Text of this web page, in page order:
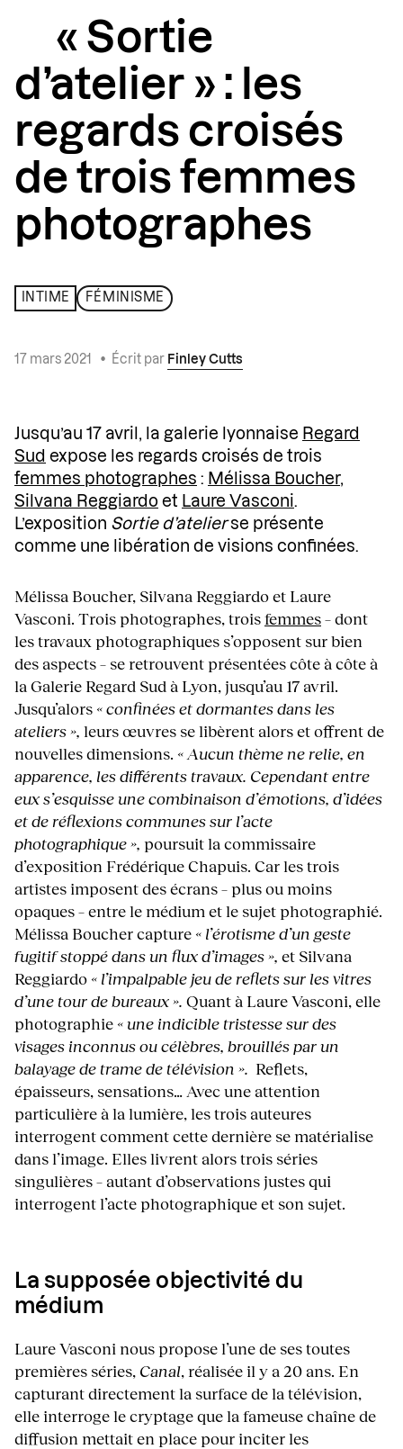
« Sortie
d’atelier » : les
regards croisés
de trois femmes
photographes
INTIME FÉMINISME
17 mars 2021 • Écrit par Finley Cutts
Jusqu’au 17 avril, la galerie lyonnaise Regard
Sud expose les regards croisés de trois
femmes photographes : Mélissa Boucher,
Silvana Reggiardo et Laure Vasconi.
L’exposition Sortie d’atelierse présente
comme une libération de visions confinées.
Mélissa Boucher, Silvana Reggiardo et Laure
Vasconi. Trois photographes, troisfemmes– dont
les travaux photographiques s’opposent sur bien
des aspects – se retrouvent présentées côte à côte à
la Galerie Regard Sud à Lyon, jusqu’au 17 avril.
Jusqu’alors « confinées et dormantes dans les
ateliers », leurs œuvres se libèrent alors et offrent de
nouvelles dimensions. « Aucun thème ne relie, en
apparence, les différents travaux. Cependant entre
eux s’esquisse une combinaison d’émotions, d’idées
et de réflexions communes sur l’acte
photographique », poursuit la commissaire
d’exposition Frédérique Chapuis. Car les trois
artistes imposent des écrans – plus ou moins
opaques – entre le médium et le sujet photographié.
Mélissa Boucher capture « l’érotisme d’un geste
fugitif stoppé dans un flux d’images », et Silvana
Reggiardo « l’impalpable jeu de reflets sur les vitres
d’une tour de bureaux ». Quant à Laure Vasconi, elle
photographie « une indicible tristesse sur des
visages inconnus ou célèbres, brouillés par un
balayage de trame de télévision ». Reflets,
épaisseurs, sensations… Avec une attention
particulière à la lumière, les trois auteures
interrogent comment cette dernière se matérialise
dans l’image. Elles livrent alors trois séries
singulières – autant d’observations justes qui
interrogent l’acte photographique et son sujet.
La supposée objectivité du
médium
Laure Vasconi nous propose l’une de ses toutes
premières séries, Canal, réalisée il y a 20 ans. En
capturant directement la surface de la télévision,
elle interroge le cryptage que la fameuse chaîne de
diffusion mettait en place pour inciter les